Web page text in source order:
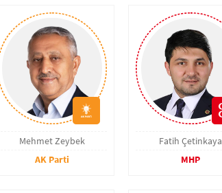
Mehmet Zeybek
AK Parti
Fatih Çetinkaya
MHP